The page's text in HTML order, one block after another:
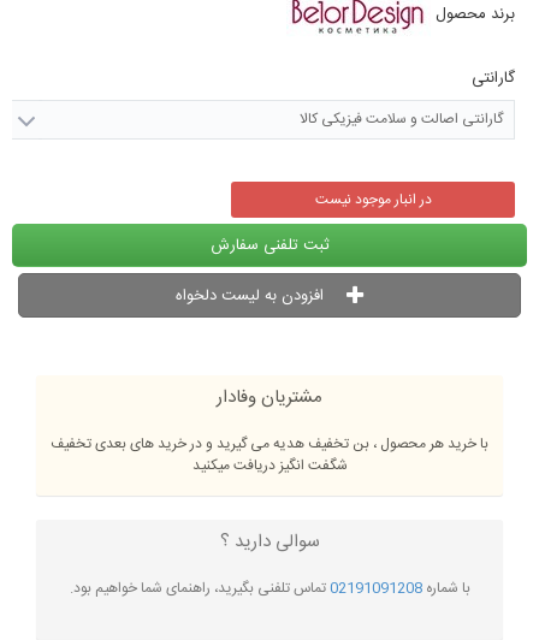
برند محصول
گارانتی
گارانتی اصالت و سلامت فیزیکی کالا
در انبار موجود نیست
ثبت تلفنی سفارش
افزودن به لیست دلخواه
مشتریان وفادار
با خرید هر محصول ، بن تخفیف هدیه می گیرید و در خرید های بعدی تخفیف
شگفت انگیز دریافت میکنید
سوالی دارید ؟
با شماره02191091208تماس تلفنی بگیرید، راهنمای شما خواهیم بود.